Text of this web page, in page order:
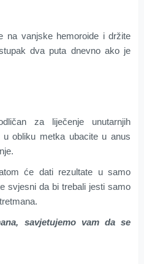
na vanjske hemoroide i držite
dva puta dnevno ako je
za liječenje unutarnjih
obliku metka ubacite u anus
će dati rezultate u samo
svjesni da bi trebali jesti samo
savjetujemo vam da se